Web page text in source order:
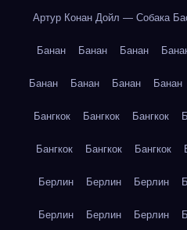
Артур Конан Дойл — Собака
Банан Банан Банан
Банан Банан Банан Банан
Бангкок Бангкок Бангкок
Бангкок Бангкок Бангкок
Берлин Берлин Берлин
Берлин Берлин Берлин